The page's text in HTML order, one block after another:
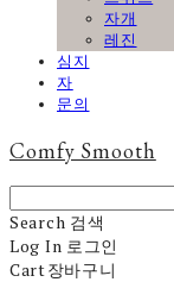
자개
레진
심지
자
문의
Comfy Smooth
Search 검색
Log In 로그인
Cart장바구니